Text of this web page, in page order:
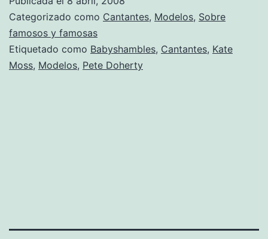
Categorizado como Cantantes, Modelos, Sobre
famosos y famosas
Etiquetado como Babyshambles, Cantantes, Kate
Moss, Modelos, Pete Doherty